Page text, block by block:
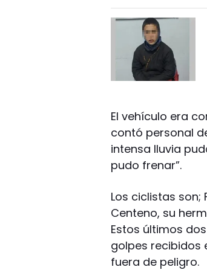
El vehículo era
contó personal
intensa lluvia
pudo frenar”.
Los ciclistas son;
Centeno, su
Estos últimos
golpes recibidos
fuera de peligro.